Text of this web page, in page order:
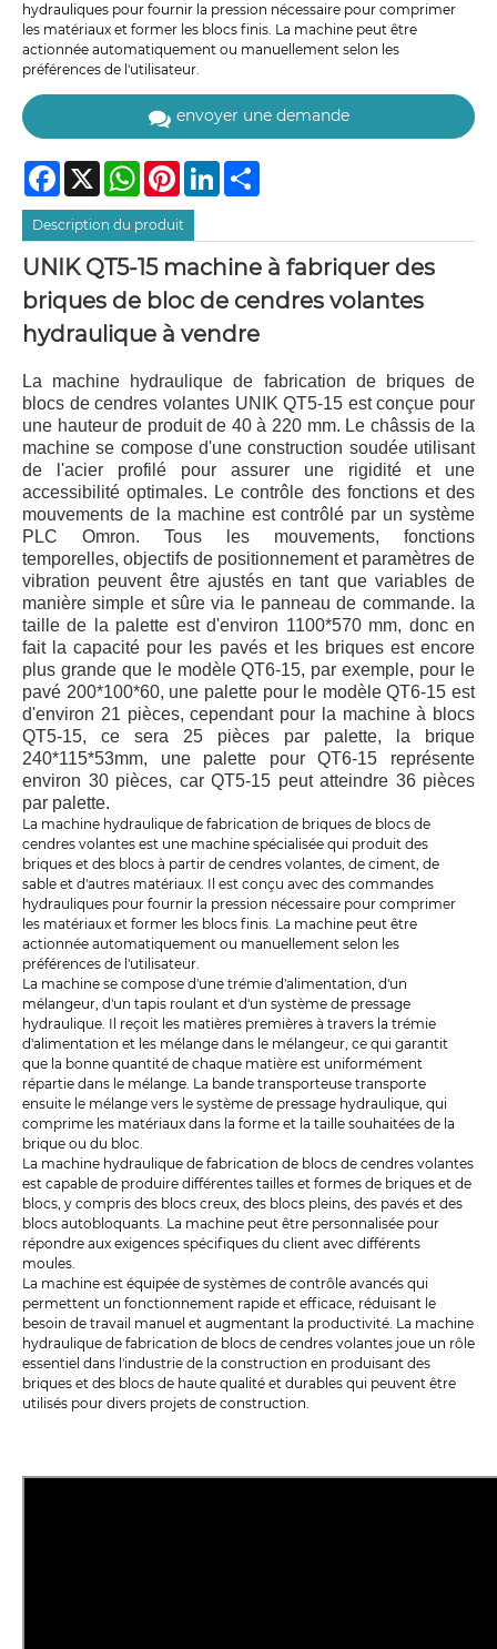
hydrauliques pour fournir la pression nécessaire pour comprimer
les matériaux et former les blocs finis. La machine peut être
actionnée automatiquement ou manuellement selon les
préférences de l'utilisateur.
envoyer une demande
Facebook
X WhatsAppPinterestLinkedIn
Description du produit
UNIK QT5-15 machine à fabriquer des
briques de bloc de cendres volantes
hydraulique à vendre
La machine hydraulique de fabrication de briques de
blocs de cendres volantes UNIK QT5-15 est conçue pour
une hauteur de produit de 40 à 220 mm. Le châssis de la
machine se compose d'une construction soudée utilisant
de l'acier profilé pour assurer une rigidité et une
accessibilité optimales. Le contrôle des fonctions et des
mouvements de la machine est contrôlé par un système
PLC Omron. Tous les mouvements, fonctions
temporelles, objectifs de positionnement et paramètres de
vibration peuvent être ajustés en tant que variables de
manière simple et sûre via le panneau de commande. la
taille de la palette est d'environ 1100*570 mm, donc en
fait la capacité pour les pavés et les briques est encore
plus grande que le modèle QT6-15, par exemple, pour le
pavé 200*100*60, une palette pour le modèle QT6-15 est
d'environ 21 pièces, cependant pour la machine à blocs
QT5-15, ce sera 25 pièces par palette, la brique
240*115*53mm, une palette pour QT6-15 représente
environ 30 pièces, car QT5-15 peut atteindre 36 pièces
par palette.
La machine hydraulique de fabrication de briques de blocs de
cendres volantes est une machine spécialisée qui produit des
briques et des blocs à partir de cendres volantes, de ciment, de
sable et d'autres matériaux. Il est conçu avec des commandes
hydrauliques pour fournir la pression nécessaire pour comprimer
les matériaux et former les blocs finis. La machine peut être
actionnée automatiquement ou manuellement selon les
préférences de l'utilisateur.
La machine se compose d'une trémie d'alimentation, d'un
mélangeur, d'un tapis roulant et d'un système de pressage
hydraulique. Il reçoit les matières premières à travers la trémie
d'alimentation et les mélange dans le mélangeur, ce qui garantit
que la bonne quantité de chaque matière est uniformément
répartie dans le mélange. La bande transporteuse transporte
ensuite le mélange vers le système de pressage hydraulique, qui
comprime les matériaux dans la forme et la taille souhaitées de la
brique ou du bloc.
La machine hydraulique de fabrication de blocs de cendres volantes
est capable de produire différentes tailles et formes de briques et de
blocs, y compris des blocs creux, des blocs pleins, des pavés et des
blocs autobloquants. La machine peut être personnalisée pour
répondre aux exigences spécifiques du client avec différents
moules.
La machine est équipée de systèmes de contrôle avancés qui
permettent un fonctionnement rapide et efficace, réduisant le
besoin de travail manuel et augmentant la productivité. La machine
hydraulique de fabrication de blocs de cendres volantes joue un rôle
essentiel dans l'industrie de la construction en produisant des
briques et des blocs de haute qualité et durables qui peuvent être
utilisés pour divers projets de construction.